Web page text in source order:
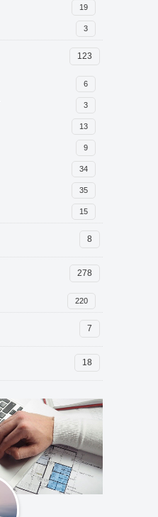
19
3
123
6
3
13
9
34
35
15
8
278
220
7
18